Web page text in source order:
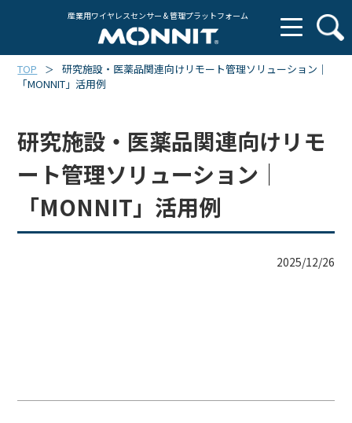
産業用ワイヤレスセンサー & 管理プラットフォーム
TOP ＞
研究施設・医薬品関連向けリモート管理ソリューション｜
「MONNIT」活用例
研究施設・医薬品関連向けリモ
ート管理ソリューション｜
「MONNIT」活用例
2025/12/26